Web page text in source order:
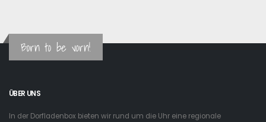
Born to be vorn!
ÜBER UNS
In der Dorfladenbox bieten wir rund um die Uhr eine regionale